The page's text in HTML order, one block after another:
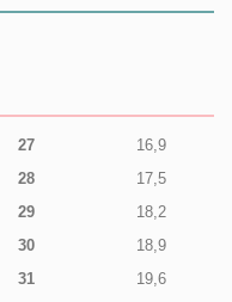
27
16,9
28
17,5
29
18,2
30
18,9
31
19,6